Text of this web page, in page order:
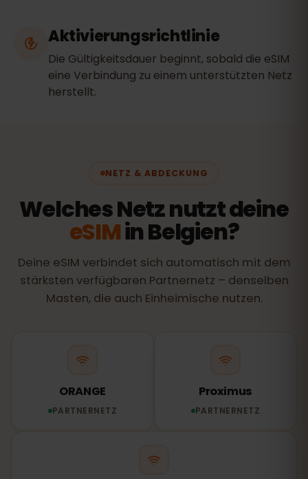
Aktivierungsrichtlinie
Die Gültigkeitsdauer beginnt, sobald die eSIM
eine Verbindung zu einem unterstützten Netz
herstellt.
NETZ & ABDECKUNG
Welches Netz nutzt deine
eSIMin Belgien?
Deine eSIM verbindet sich automatisch mit dem
stärksten verfügbaren Partnernetz – denselben
Masten, die auch Einheimische nutzen.
ORANGE
PARTNERNETZ
Proximus
PARTNERNETZ